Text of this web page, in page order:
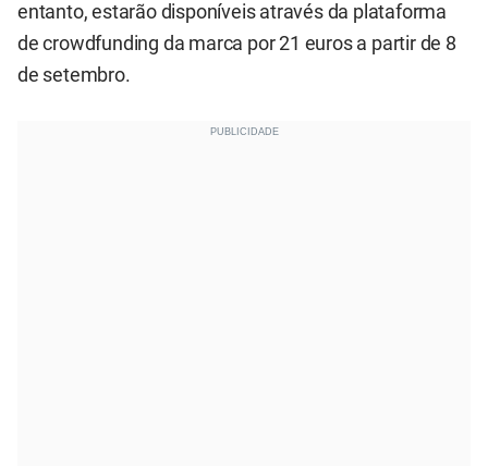
entanto, estarão disponíveis através da plataforma
de crowdfunding da marca por 21 euros a partir de 8
de setembro.